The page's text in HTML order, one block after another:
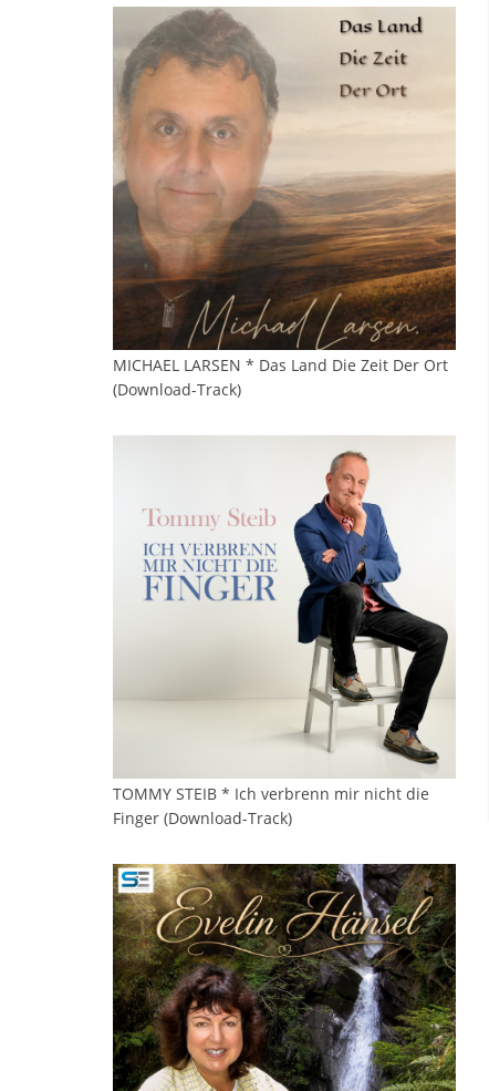
MICHAEL LARSEN * Das Land Die Zeit Der Ort
(Download-Track)
TOMMY STEIB * Ich verbrenn mir nicht die
Finger (Download-Track)